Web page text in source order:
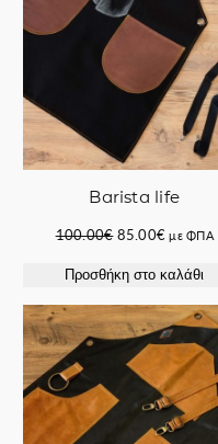
Barista life
100.00€ Original
was:
85.00€Η
τιμή
85.00€.
με ΦΠΑ
Προσθήκη στο καλάθι